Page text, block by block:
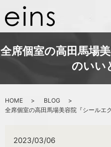
全席個室の高田馬場
のいい
HOME
BLOG
全席個室の高田馬場美容院『シールエ
2023/03/06